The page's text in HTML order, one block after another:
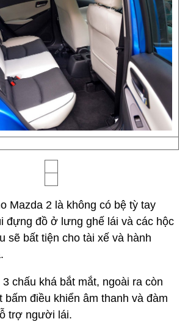
Mazda 2 là không có bệ tỳ tay
đựng đồ ở lưng ghế lái và các hộc
sẽ bất tiện cho tài xế và hành
chấu khá bắt mắt, ngoài ra còn
bấm điều khiển âm thanh và đàm
trợ người lái.